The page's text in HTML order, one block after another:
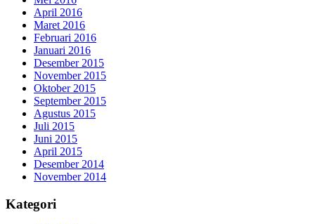
April 2016
Maret 2016
Februari 2016
Januari 2016
Desember 2015
November 2015
Oktober 2015
September 2015
Agustus 2015
Juli 2015
Juni 2015
April 2015
Desember 2014
November 2014
Kategori